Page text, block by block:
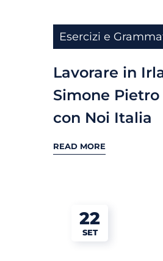
Esercizi e
Lavorare in
Simone
con Noi Italia
READ MORE
22
SET